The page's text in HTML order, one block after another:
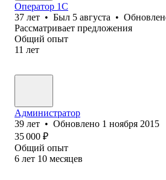
Оператор 1С
37 лет • Был 5 августа •
Рассматривает предложения
Общий опыт
11 лет
Администратор
39 лет • Обновлено 1 ноября 2015
35 000 ₽
Общий опыт
6 лет 10 месяцев